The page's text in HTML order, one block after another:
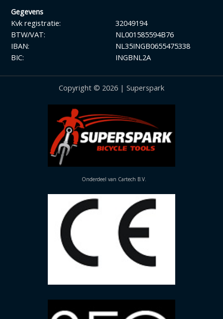
Gegevens
Kvk registratie:
BTW/VAT:
IBAN:
BIC:
32049194
NL001585594B76
NL35INGB0655475338
INGBNL2A
Copyright © 2026 | Superspark
Onderdeel van Cartech B.V.